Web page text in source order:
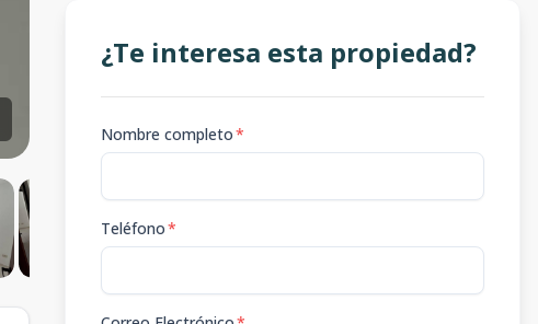
¿Te interesa esta propiedad?
Nombre completo*
Teléfono*